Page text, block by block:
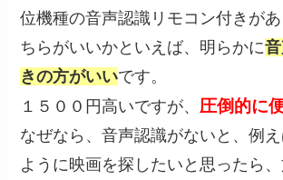
位機種の音声認識リモコン付きが
ちらがいいかといえば、明らかに
きの方がいいです。
１５００円高いですが、圧倒的に
なぜなら、音声認識がないと、例
ように映画を探したいと思ったら